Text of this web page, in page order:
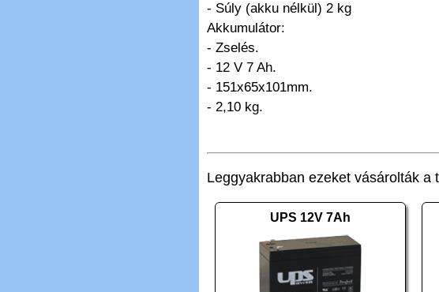
- Súly (akku nélkül) 2 kg
Akkumulátor:
- Zselés.
- 12 V 7 Ah.
- 151x65x101mm.
- 2,10 kg.
Leggyakrabban ezeket vásárolták a
UPS 12V 7Ah